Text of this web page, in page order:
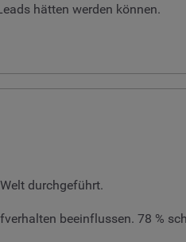
hätten werden können.
durchgeführt.
beeinflussen. 78 %